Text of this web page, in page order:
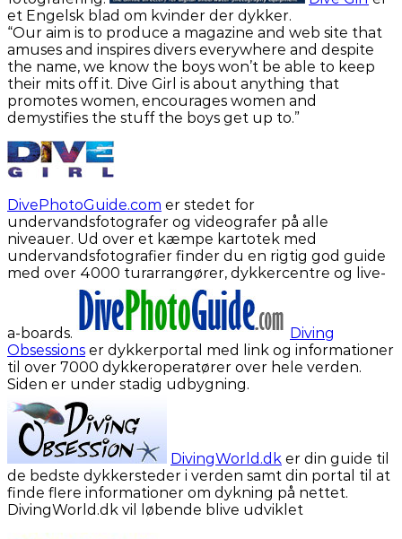
et Engelsk blad om kvinder der dykker.
“Our aim is to produce a magazine and web site that
amuses and inspires divers everywhere and despite
the name, we know the boys won’t be able to keep
their mits off it. Dive Girl is about anything that
promotes women, encourages women and
demystifies the stuff the boys get up to.”
DivePhotoGuide.com er stedet for
undervandsfotografer og videografer på alle
niveauer. Ud over et kæmpe kartotek med
undervandsfotografier finder du en rigtig god guide
med over 4000 turarrangører, dykkercentre og live-
a-boards.
Diving
Obsessions er dykkerportal med link og informationer
til over 7000 dykkeroperatører over hele verden.
Siden er under stadig udbygning.
DivingWorld.dk er din guide til
de bedste dykkersteder i verden samt din portal til at
finde flere informationer om dykning på nettet.
DivingWorld.dk vil løbende blive udviklet